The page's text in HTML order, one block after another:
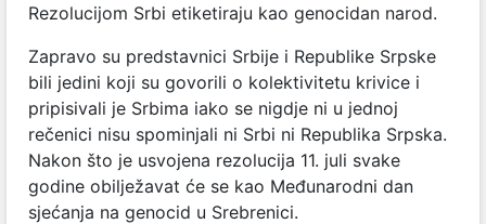
Rezolucijom Srbi etiketiraju kao genocidan narod.
Zapravo su predstavnici Srbije i Republike Srpske
bili jedini koji su govorili o kolektivitetu krivice i
pripisivali je Srbima iako se nigdje ni u jednoj
rečenici nisu spominjali ni Srbi ni Republika Srpska.
Nakon što je usvojena rezolucija 11. juli svake
godine obilježavat će se kao Međunarodni dan
sjećanja na genocid u Srebrenici.